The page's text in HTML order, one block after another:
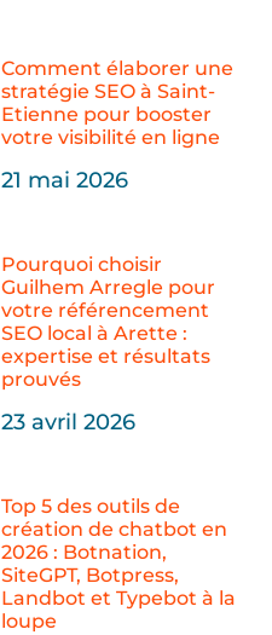
Comment élaborer une
stratégie SEO à Saint-
Etienne pour booster
votre visibilité en ligne
21 mai 2026
Pourquoi choisir
Guilhem Arregle pour
votre référencement
SEO local à Arette :
expertise et résultats
prouvés
23 avril 2026
Top 5 des outils de
création de chatbot en
2026 : Botnation,
SiteGPT, Botpress,
Landbot et Typebot à la
loupe